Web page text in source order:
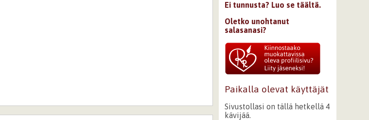
Ei tunnusta? Luo se täältä.
Oletko unohtanut
salasanasi?
Paikalla olevat käyttäjät
Sivustollasi on tällä hetkellä 4
kävijää.